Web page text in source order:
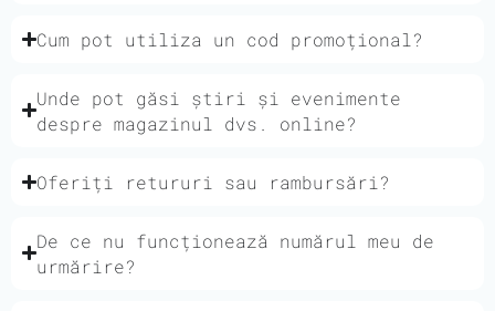
Cum pot utiliza un cod promoțional?
Unde pot găsi știri și evenimente
despre magazinul dvs. online?
Oferiți retururi sau rambursări?
De ce nu funcționează numărul meu de
urmărire?